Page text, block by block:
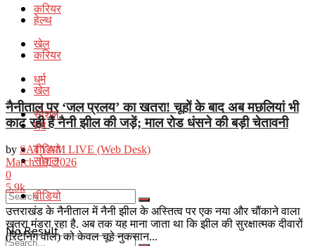
करियर
खेल
धर्म
सोशल
वीडियो
No Result
हेल्थ
करियर
खेल
धर्म
सोशल
वीडियो
नैनीताल पर ‘जल प्रलय’ का खतरा! चूहों के बाद अब मछलियां भी
काट रही हैं नैनी झील की जड़ें; माल रोड धंसने की बड़ी चेतावनी
by SATYAM LIVE (Web Desk)
March 10, 2026
0
5.9k
उत्तराखंड के नैनीताल में नैनी झील के अस्तित्व पर एक नया और चौंकाने वाला
खतरा मंडरा रहा है. अब तक यह माना जाता था कि झील की सुरक्षात्मक दीवारों
(रिटेनिंग वॉल) को केवल चूहे नुकसान...